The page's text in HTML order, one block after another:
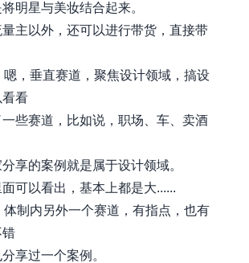
明星与美妆结合起来。
主以外，还可以进行带货，直接带
，垂直赛道，聚焦设计领域，搞设
看
些赛道，比如说，职场、车、卖酒
享的案例就是属于设计领域。
可以看出，基本上都是大......
制内另外一个赛道，有指点，也有
错
享过一个案例。